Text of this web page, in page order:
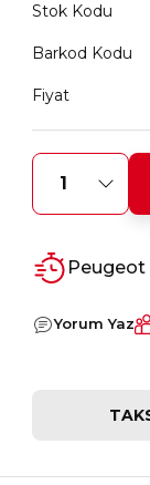
Stok Kodu
Barkod Kodu
Fiyat
Peugeot
Yorum Yaz